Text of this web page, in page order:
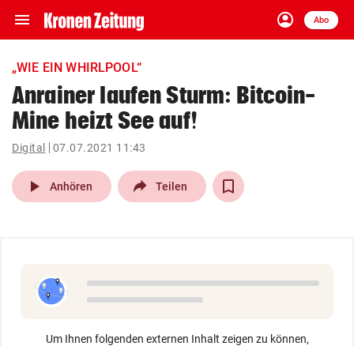
menu Navigation
ein-/ausklappen
account_circle
Anmelden
Abo
close Schließen
account_circle Anmelden
pin_drop
Wien arrow_right
search
eingeben
„WIE EIN WHIRLPOOL“
Anrainer laufen Sturm: Bitcoin-
Mine heizt See auf!
Digital 07.07.2021 11:43
play_arrow Anhören Teilen
Um Ihnen folgenden externen Inhalt zeigen zu können,